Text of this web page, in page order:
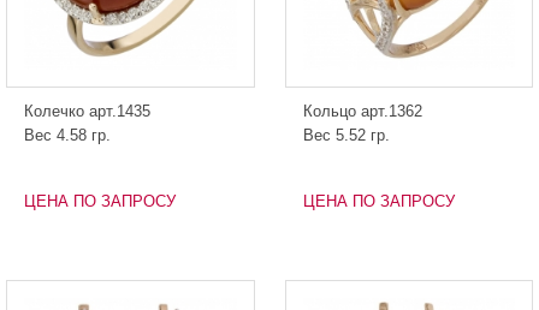
Колечко арт.1435
Вес 4.58 гр.
ЦЕНА ПО ЗАПРОСУ
Кольцо арт.1362
Вес 5.52 гр.
ЦЕНА ПО ЗАПРОСУ